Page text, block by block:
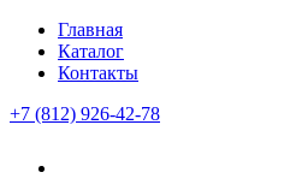
Главная
Каталог
Контакты
+7 (812) 926-42-78